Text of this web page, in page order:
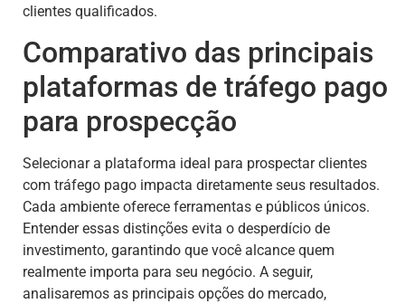
clientes qualificados.
Comparativo das principais
plataformas de tráfego pago
para prospecção
Selecionar a plataforma ideal para prospectar clientes
com tráfego pago impacta diretamente seus resultados.
Cada ambiente oferece ferramentas e públicos únicos.
Entender essas distinções evita o desperdício de
investimento, garantindo que você alcance quem
realmente importa para seu negócio. A seguir,
analisaremos as principais opções do mercado,